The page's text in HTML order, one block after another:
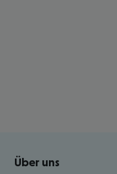
Footer navigation
Über uns